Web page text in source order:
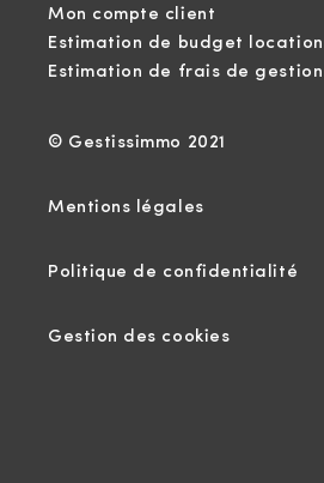
Mon compte client
Estimation de budget location
Estimation de frais de gestion
© Gestissimmo 2021
Mentions légales
Politique de confidentialité
Gestion des cookies